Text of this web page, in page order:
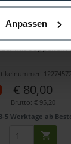
Anpassen
Swit PC-U130B2
mit doppeltem
12274572
€ 80,00
Brutto: € 95,20
3-5 Werktage ab